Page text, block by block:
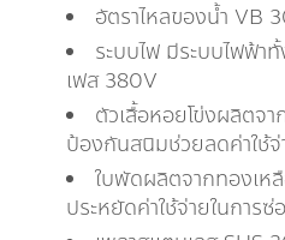
อัตราไหลของน้ำ VB
ระบบไฟ มีระบบไฟฟ้า
เฟส 380V
ตัวเสื้อหอยโข่งผลิตจ
ป้องกันสนิมช่วยลดค่าใช้
ใบพัดผลิตจากทองเห
ประหยัดค่าใช้จ่ายในการ